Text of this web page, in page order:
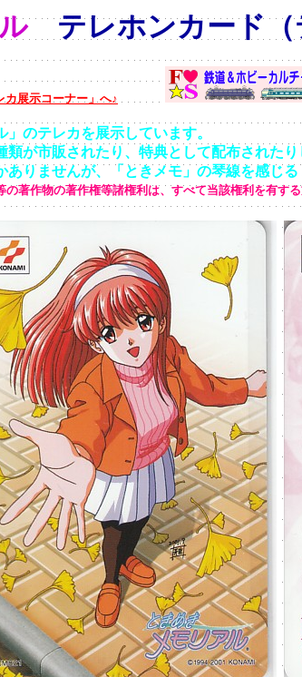
テレホンカード
カ展示コーナー」へ♪
テレカを展示しています。
市販されたり、特典として配布されたり
ませんが、「ときメモ」の琴線を感じる
著作物の著作権等諸権利は、すべて当該権利を有す